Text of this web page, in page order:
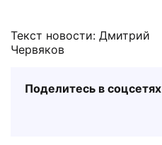
Текст новости: Дмитрий
Червяков
Поделитесь в соцсетях